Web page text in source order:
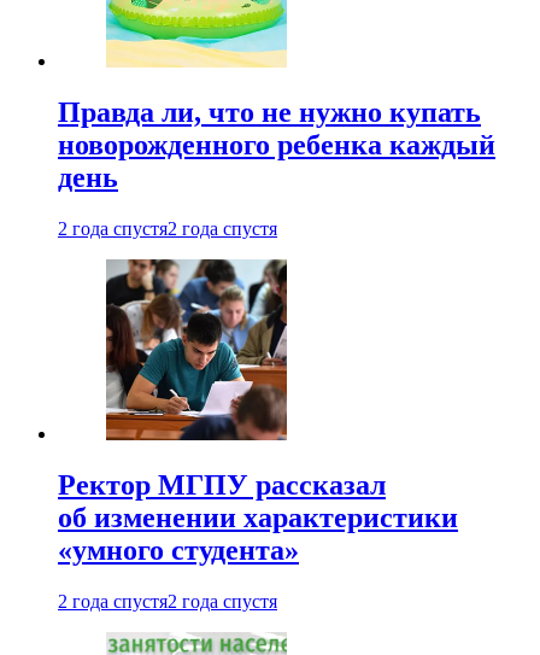
Правда ли, что не нужно купать
новорожденного ребенка каждый
день
2 года спустя2 года спустя
Ректор МГПУ рассказал
об изменении характеристики
«умного студента»
2 года спустя2 года спустя